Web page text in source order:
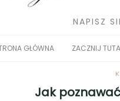
NAPISZ
GŁÓWNA ZACZNIJ
Jak